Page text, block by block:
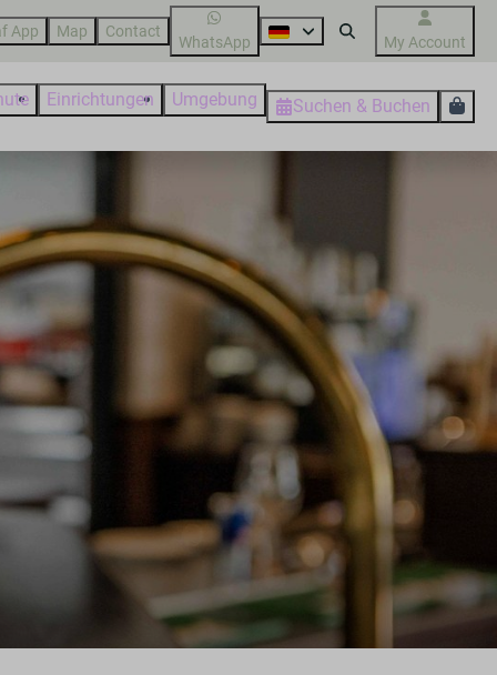
App Map Contact
WhatsApp My Account
Einrichtungen Umgebung Suchen & Buchen